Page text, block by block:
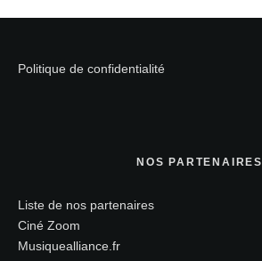
Politique de confidentialité
NOS PARTENAIRES
Liste de nos partenaires
Ciné Zoom
Musiquealliance.fr